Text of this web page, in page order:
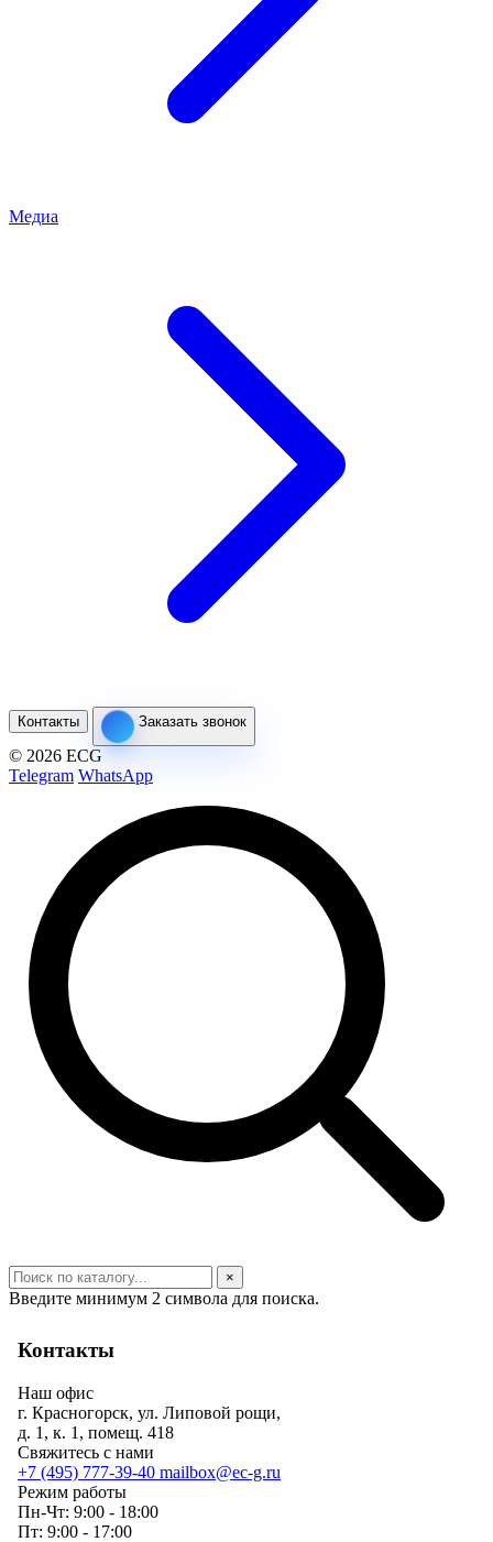
Медиа
Контакты Заказать звонок
© 2026 ECG
Telegram WhatsApp
×
Введите минимум 2 символа для поиска.
Контакты
Наш офис
г. Красногорск, ул. Липовой рощи,
д. 1, к. 1, помещ. 418
Свяжитесь с нами
+7 (495) 777-39-40 mailbox@ec-g.ru
Режим работы
Пн-Чт: 9:00 - 18:00
Пт: 9:00 - 17:00